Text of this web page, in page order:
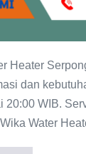
Heater
dan
20:00 WIB.
Water